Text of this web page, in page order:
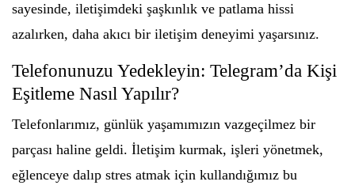
sayesinde, iletişimdeki şaşkınlık ve patlama hissi
azalırken, daha akıcı bir iletişim deneyimi yaşarsınız.
Telefonunuzu Yedekleyin: Telegram’da Kişi
Eşitleme Nasıl Yapılır?
Telefonlarımız, günlük yaşamımızın vazgeçilmez bir
parçası haline geldi. İletişim kurmak, işleri yönetmek,
eğlenceye dalıp stres atmak için kullandığımız bu